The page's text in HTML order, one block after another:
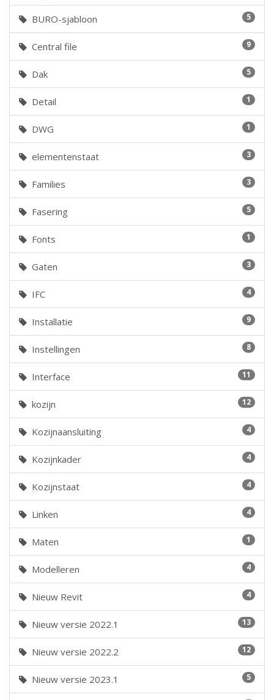
5
BURO-sjabloon
9
Central file
5
Dak
1
Detail
1
DWG
3
elementenstaat
3
Families
5
Fasering
1
Fonts
3
Gaten
4
IFC
9
Installatie
8
Instellingen
11
Interface
12
kozijn
4
Kozijnaansluiting
4
Kozijnkader
4
Kozijnstaat
4
Linken
1
Maten
4
Modelleren
4
Nieuw Revit
13
Nieuw versie 2022.1
12
Nieuw versie 2022.2
5
Nieuw versie 2023.1